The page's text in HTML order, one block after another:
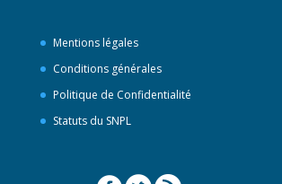
Mentions légales
Conditions générales
Politique de Confidentialité
Statuts du SNPL